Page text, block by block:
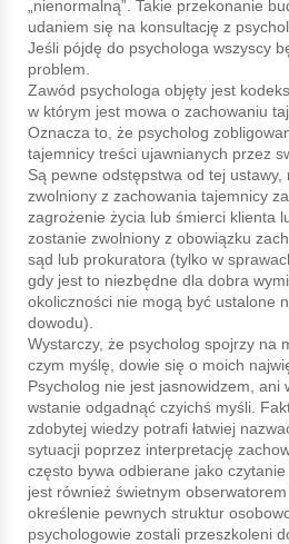
„nienormalną”. Takie przekonanie
udaniem się na konsultację z
Jeśli pójdę do psychologa wszyscy
problem.
Zawód psychologa objęty jest
w którym jest mowa o zachowaniu
Oznacza to, że psycholog
tajemnicy treści ujawnianych przez
Są pewne odstępstwa od tej
zwolniony z zachowania tajemnicy
zagrożenie życia lub śmierci klienta
zostanie zwolniony z obowiązku
sąd lub prokuratora (tylko w
gdy jest to niezbędne dla dobra
okoliczności nie mogą być ustalone
dowodu).
Wystarczy, że psycholog spojrzy na
czym myślę, dowie się o moich
Psycholog nie jest jasnowidzem, ani
wstanie odgadnąć czyichś myśli.
zdobytej wiedzy potrafi łatwiej
sytuacji poprzez interpretację
często bywa odbierane jako
jest również świetnym obserwatorem
określenie pewnych struktur
psychologowie zostali przeszkoleni